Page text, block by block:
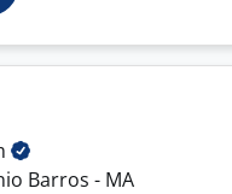
Barros - MA